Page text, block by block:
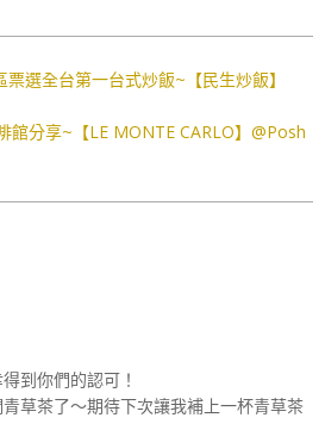
票選全台第一台式炒飯~【民生炒飯】
館分享~【LE MONTE CARLO】@Posh
到你們的認可！
草茶了～期待下次讓我補上一杯青草茶